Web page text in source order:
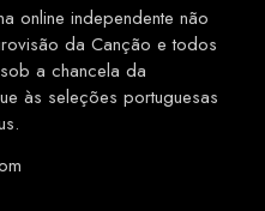
online independente não
da Canção e todos
a chancela da
às seleções portuguesas